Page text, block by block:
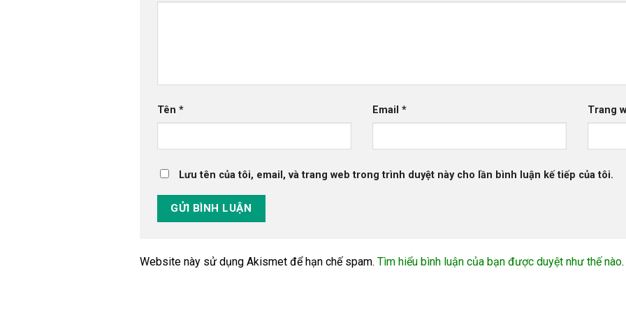
Tên * Email * Trang
Lưu tên của tôi, email, và trang web trong trình duyệt này cho lần bình luận kế tiếp của tôi.
Website này sử dụng Akismet để hạn chế spam. Tìm hiểu bình luận của bạn được duyệt như thế nào.